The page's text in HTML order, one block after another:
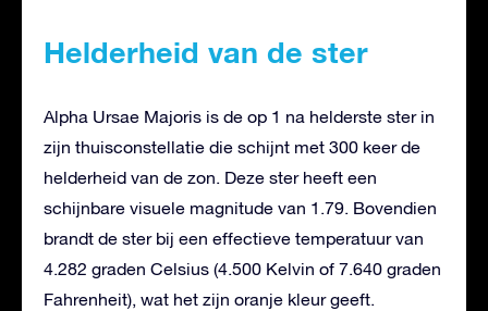
Helderheid van de ster
Alpha Ursae Majoris is de op 1 na helderste ster in
zijn thuisconstellatie die schijnt met 300 keer de
helderheid van de zon. Deze ster heeft een
schijnbare visuele magnitude van 1.79. Bovendien
brandt de ster bij een effectieve temperatuur van
4.282 graden Celsius (4.500 Kelvin of 7.640 graden
Fahrenheit), wat het zijn oranje kleur geeft.